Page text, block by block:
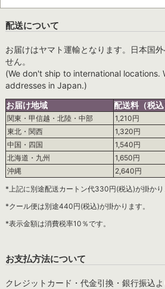
配送について
お届けはヤマト運輸となります。日本国
せん。
(We don't ship to international locations.
addresses in Japan.)
お届け地域
配送料（税込
関東・甲信越・北陸・中部
1,210円
東北・関西
1,320円
中国・四国
1,540円
北海道・九州
1,650円
沖縄
2,640円
*上記に別途配送カートン代330円(税込)が掛かり
*クール便は別途440円(税込)が掛かります。
*表示金額は消費税率10％です。
お支払方法について
クレジットカード・代金引換・銀行振込よ